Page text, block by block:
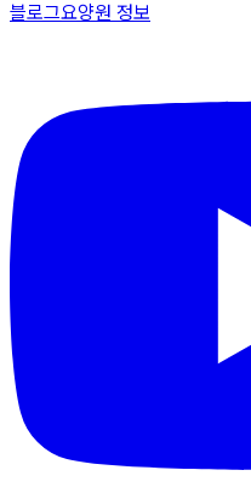
블로그요양원 정보